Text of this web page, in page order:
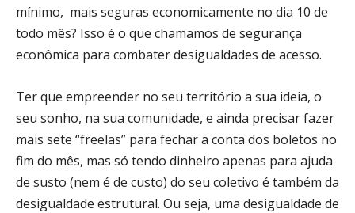
mínimo, mais seguras economicamente no dia 10 de
todo mês? Isso é o que chamamos de segurança
econômica para combater desigualdades de acesso.
Ter que empreender no seu território a sua ideia, o
seu sonho, na sua comunidade, e ainda precisar fazer
mais sete “freelas” para fechar a conta dos boletos no
fim do mês, mas só tendo dinheiro apenas para ajuda
de susto (nem é de custo) do seu coletivo é também da
desigualdade estrutural. Ou seja, uma desigualdade de